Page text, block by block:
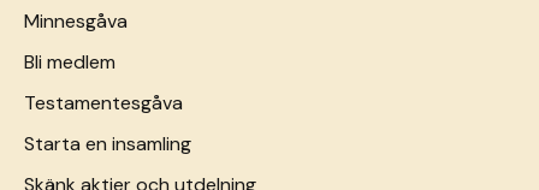
Minnesgåva
Bli medlem
Testamentesgåva
Starta en insamling
Skänk aktier och utdelning